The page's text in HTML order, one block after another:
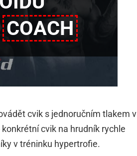
COACH
cvik s jednoručním tlakem v
cvik na hrudník rychle
v tréninku hypertrofie.